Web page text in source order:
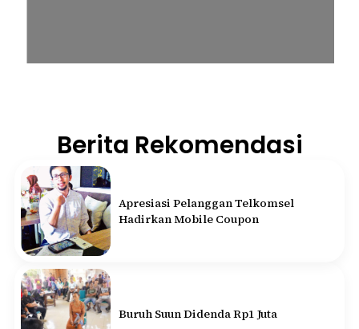
Berita Rekomendasi
Apresiasi Pelanggan Telkomsel
Hadirkan Mobile Coupon
Buruh Suun Didenda Rp1 Juta